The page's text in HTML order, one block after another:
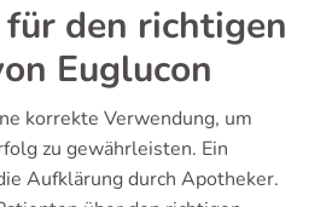
den richtigen
Euglucon
korrekte Verwendung, um
zu gewährleisten. Ein
Aufklärung durch Apotheker.